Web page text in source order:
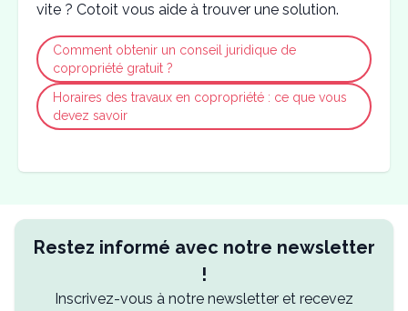
vite ? Cotoit vous aide à trouver une solution.
Comment obtenir un conseil juridique de
copropriété gratuit ?
Horaires des travaux en copropriété : ce que vous
devez savoir
Restez informé avec notre newsletter
!
Inscrivez-vous à notre newsletter et recevez